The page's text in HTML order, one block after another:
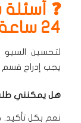
❓
24 ساعة بالرياض
لتحسين السيو
يجب إدراج قسم
هل يمكنني
نعم بكل تأكيد.